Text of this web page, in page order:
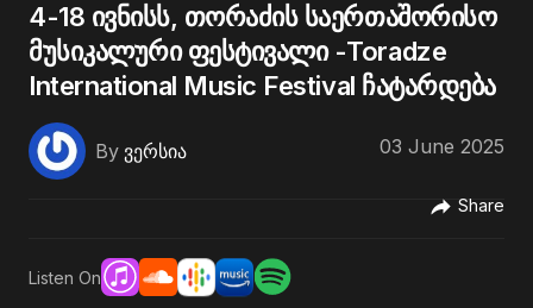
4-18 ივნისს, თორაძის საერთაშორისო
მუსიკალური ფესტივალი -Toradze
International Music Festival ჩატარდება
By ვერსია 03 June 2025
Share
Listen On